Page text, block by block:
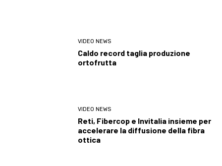
VIDEO NEWS
Caldo record taglia produzione
ortofrutta
VIDEO NEWS
Reti, Fibercop e Invitalia insieme per
accelerare la diffusione della fibra
ottica